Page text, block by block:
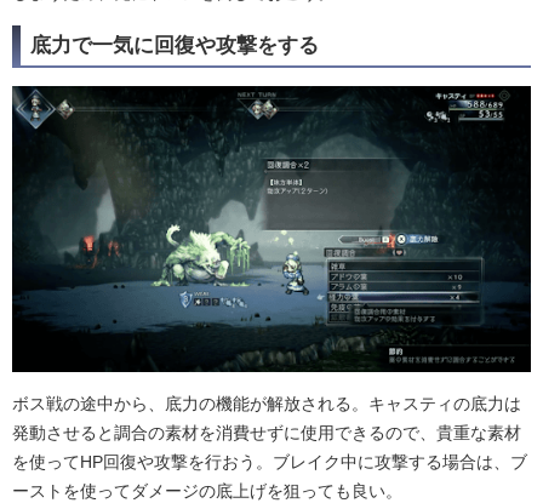
底力で一気に回復や攻撃をする
ボス戦の途中から、底力の機能が解放される。キャスティの底力は
発動させると調合の素材を消費せずに使用できるので、貴重な素材
を使ってHP回復や攻撃を行おう。ブレイク中に攻撃する場合は、ブ
ーストを使ってダメージの底上げを狙っても良い。